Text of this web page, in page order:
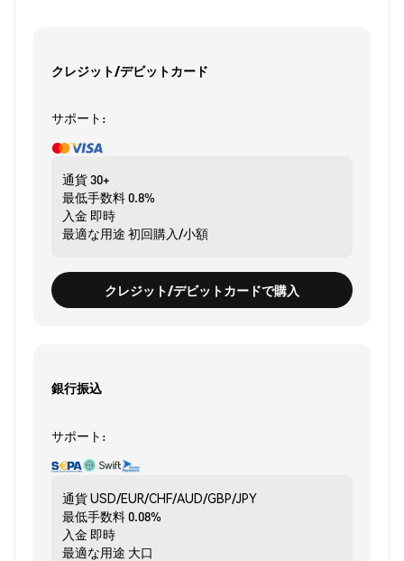
クレジット/デビットカード
サポート:
通貨30+
最低手数料0.8%
入金 即時
最適な用途 初回購入/小額
クレジット/デビットカードで購入
銀行振込
サポート:
通貨USD/EUR/CHF/AUD/GBP/JPY
最低手数料0.08%
入金 即時
最適な用途 大口